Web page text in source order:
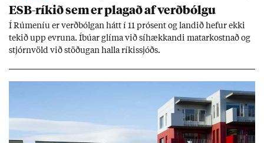
ESB-rík­ið sem er plag­að af verð­bólgu
Í Rúm­en­íu er verð­bólg­an hátt í 11 pró­sent og land­ið hef­ur ekki
tek­ið upp evr­una. Íbú­ar glíma við sí­hækk­andi mat­ar­kostn­að og
stjórn­völd við stöð­ug­an halla rík­is­sjóðs.